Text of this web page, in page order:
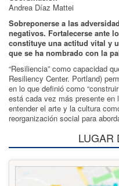
Andrea Díaz Mattei
Sobreponerse a las
negativos. Fortalecerse ante
constituye una actitud vital y
que se ha nombrado con la
“Resiliencia” como capacidad
Resiliency Center. Portland)
en lo que definió como
está cada vez más presente
entender el arte y la cultura
reorganización social para
LUGAR